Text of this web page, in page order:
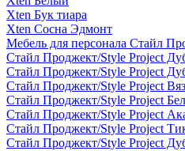
Xten Бук тиара
Xten Сосна Эдмонт
Мебель для персонала Стайл
Стайл Проджект/Style Project
Стайл Проджект/Style Project
Стайл Проджект/Style Project
Стайл Проджект/Style Project
Стайл Проджект/Style Project
Стайл Проджект/Style Project
Стайл Проджект/Style Project